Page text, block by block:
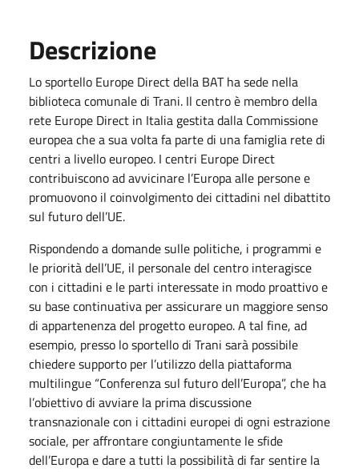
Descrizione
Lo sportello Europe Direct della BAT ha sede nella
biblioteca comunale di Trani. Il centro è membro della
rete Europe Direct in Italia gestita dalla Commissione
europea che a sua volta fa parte di una famiglia rete di
centri a livello europeo. I centri Europe Direct
contribuiscono ad avvicinare l’Europa alle persone e
promuovono il coinvolgimento dei cittadini nel dibattito
sul futuro dell’UE.
Rispondendo a domande sulle politiche, i programmi e
le priorità dell’UE, il personale del centro interagisce
con i cittadini e le parti interessate in modo proattivo e
su base continuativa per assicurare un maggiore senso
di appartenenza del progetto europeo. A tal fine, ad
esempio, presso lo sportello di Trani sarà possibile
chiedere supporto per l’utilizzo della piattaforma
multilingue “Conferenza sul futuro dell’Europa”, che ha
l’obiettivo di avviare la prima discussione
transnazionale con i cittadini europei di ogni estrazione
sociale, per affrontare congiuntamente le sfide
dell’Europa e dare a tutti la possibilità di far sentire la